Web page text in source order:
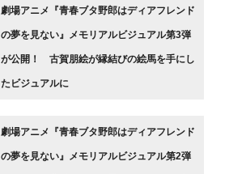
劇場アニメ『青春ブタ野郎はディアフレンド
の夢を見ない』メモリアルビジュアル第3弾
が公開！ 古賀朋絵が縁結びの絵馬を手にし
たビジュアルに
劇場アニメ『青春ブタ野郎はディアフレンド
の夢を見ない』メモリアルビジュアル第2弾